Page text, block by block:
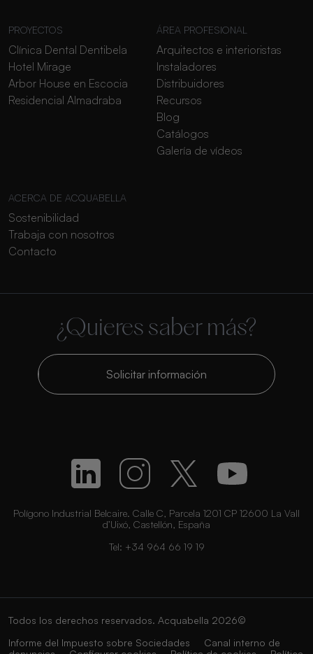
PROYECTOS
Clínica Dental Dentibela
Hotel Mirage
Arbor House en Escocia
Residencial Almadraba
ÁREA PROFESIONAL
Arquitectos e interioristas
Instaladores
Distribuidores
Recursos
Blog
Catálogos
Galería de vídeos
ACERCA DE ACQUABELLA
Sostenibilidad
Trabaja con nosotros
Contacto
¿Quieres saber más?
Solicitar información
Polígono Industrial Belcaire. Calle C, Parcela 1201 CP 12600 La Vall
d’Uixó, Castellón, España
Tel: +34 964 66 19 19
Todos los derechos reservados. Acquabella 2026©
Informe del Impuesto sobre Sociedades
Canal interno de